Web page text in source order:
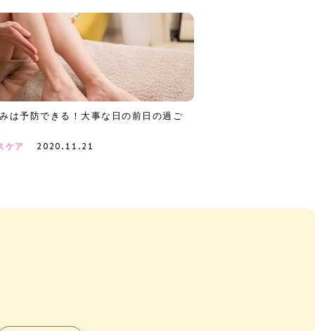
は予防できる！大事な日の前日の過ご
ケア 2020.11.21